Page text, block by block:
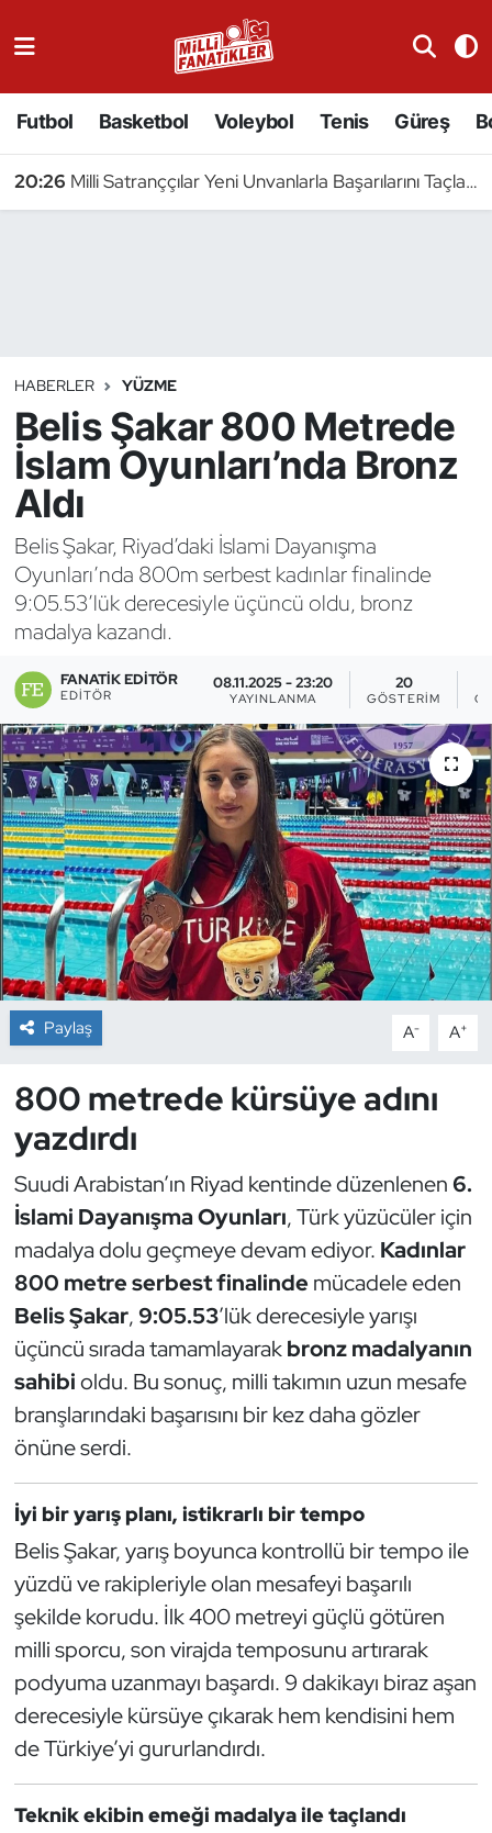
Futbol Basketbol Voleybol Tenis Güreş
20:26 Milli Satranççılar Yeni Unvanlarla Başarılarını Taçlandırdı
HABERLER YÜZME
Belis Şakar 800 Metrede
İslam Oyunları’nda Bronz
Aldı
Belis Şakar, Riyad’daki İslami Dayanışma
Oyunları’nda 800m serbest kadınlar finalinde
9:05.53’lük derecesiyle üçüncü oldu, bronz
madalya kazandı.
FANATIK EDITÖR
EDITÖR
08.11.2025 - 23:20
YAYINLANMA
20
GÖSTERIM
Paylaş A- A+
800 metrede kürsüye adını
yazdırdı
Suudi Arabistan’ın Riyad kentinde düzenlenen6.
İslami Dayanışma Oyunları, Türk yüzücüler için
madalya dolu geçmeye devam ediyor. Kadınlar
800 metre serbest finalinde mücadele eden
Belis Şakar,9:05.53’lük derecesiyle yarışı
üçüncü sırada tamamlayarakbronz madalyanın
sahibioldu. Bu sonuç, milli takımın uzun mesafe
branşlarındaki başarısını bir kez daha gözler
önüne serdi.
İyi bir yarış planı, istikrarlı bir tempo
Belis Şakar, yarış boyunca kontrollü bir tempo ile
yüzdü ve rakipleriyle olan mesafeyi başarılı
şekilde korudu. İlk 400 metreyi güçlü götüren
milli sporcu, son virajda temposunu artırarak
podyuma uzanmayı başardı. 9 dakikayı biraz aşan
derecesiyle kürsüye çıkarak hem kendisini hem
de Türkiye’yi gururlandırdı.
Teknik ekibin emeği madalya ile taçlandı
Badminton
Binicilik
Bisiklet
Bocce Bowling Dart
Boks
Briç
Buz Hokeyi
Buz Pateni
Çim Hokeyi
Cimnastik
Curling
Dağcılık
Dans Sporları
Dövüş Sanatı
E-Spor
Eskrim
Futbol
Futsal
Genel
Golf
Güreş
Halter
Hava Sporları
Hentbol
İşitme Engelli Sporcular
Judo ve Kuraş
Kano ve Rafting